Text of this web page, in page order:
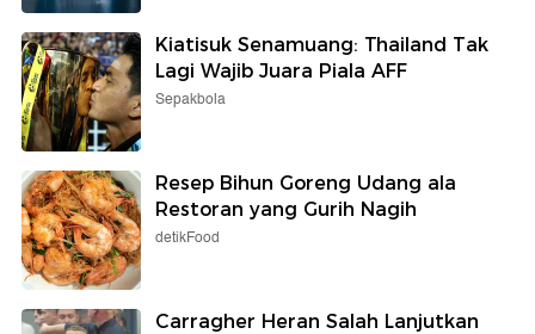
Kiatisuk Senamuang: Thailand Tak
Lagi Wajib Juara Piala AFF
Sepakbola
Resep Bihun Goreng Udang ala
Restoran yang Gurih Nagih
detikFood
Carragher Heran Salah Lanjutkan